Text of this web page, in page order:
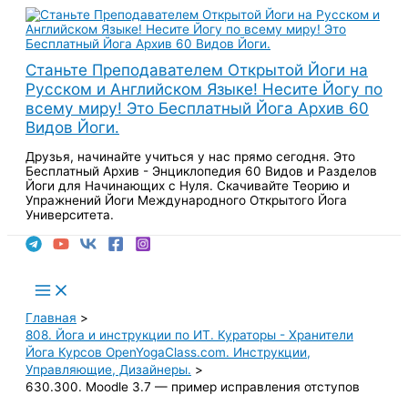
Перейти
содержимому
Станьте Преподавателем Открытой Йоги на
Русском и Английском Языке! Несите Йогу по
всему миру! Это Бесплатный Йога Архив 60
Видов Йоги.
Друзья, начинайте учиться у нас прямо сегодня. Это
Бесплатный Архив - Энциклопедия 60 Видов и Разделов
Йоги для Начинающих с Нуля. Скачивайте Теорию и
Упражнений Йоги Международного Открытого Йога
Университета.
Main
Menu
Главная
808. Йога и инструкции по ИТ. Кураторы - Хранители
Йога Курсов OpenYogaClass.com. Инструкции,
Управляющие, Дизайнеры.
630.300. Moodle 3.7 — пример исправления отступов